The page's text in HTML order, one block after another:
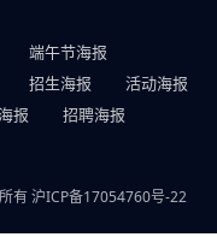
端午节海报
招生海报
活动海报
报
招聘海报
有沪ICP备17054760号-22